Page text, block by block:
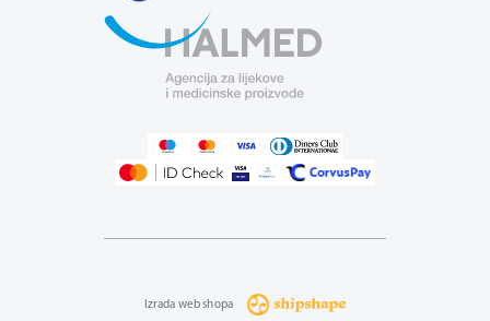
Izrada web shopa